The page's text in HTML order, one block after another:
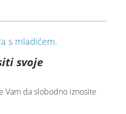
svoje
Vam da slobodno iznosite